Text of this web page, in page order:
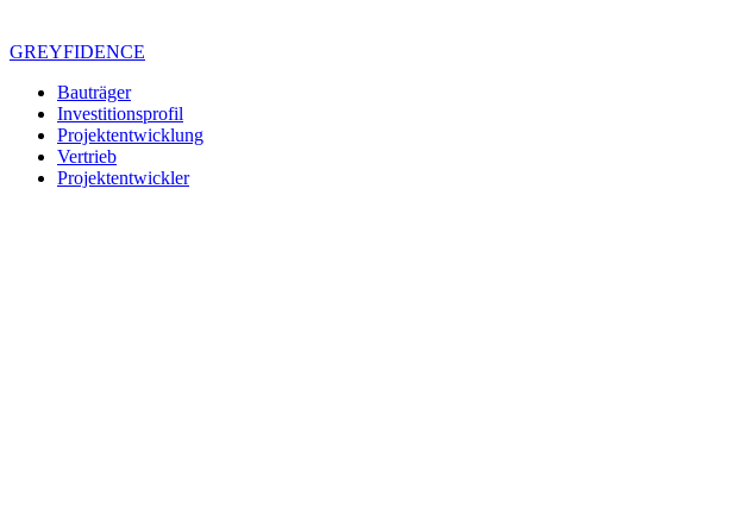
springen
GREYFIDENCE
Bauträger
Investitionsprofil
Projektentwicklung
Vertrieb
Projektentwickler